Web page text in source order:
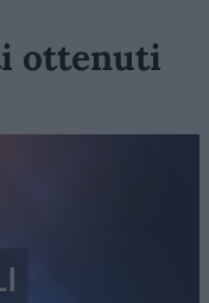
ottenuti